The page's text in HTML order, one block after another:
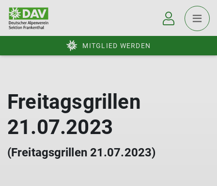
MITGLIED WERDEN
Freitagsgrillen
21.07.2023
(Freitagsgrillen 21.07.2023)